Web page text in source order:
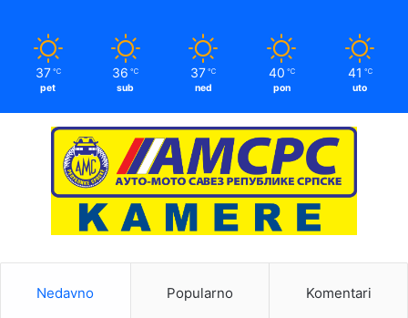
37 ℃
pet
36 ℃
sub
37 ℃
ned
40 ℃
pon
41 ℃
uto
Nedavno Popularno Komentari